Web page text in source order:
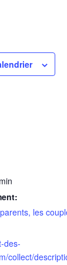
les
des-
collect/